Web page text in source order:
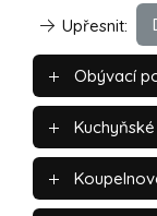
Upřesnit:
Obývací